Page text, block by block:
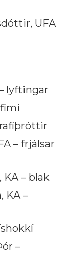
UFA
lyftingar
rafíþróttir
– frjálsar
– blak
KA –
–